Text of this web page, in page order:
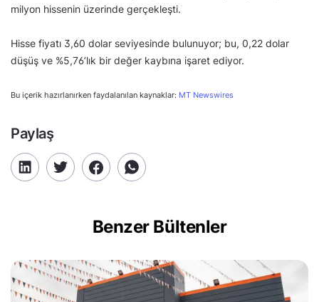
milyon hissenin üzerinde gerçekleşti.
Hisse fiyatı 3,60 dolar seviyesinde bulunuyor; bu, 0,22 dolar
düşüş ve %5,76’lık bir değer kaybına işaret ediyor.
Bu içerik hazırlanırken faydalanılan kaynaklar: MT Newswires
Paylaş
Benzer Bültenler